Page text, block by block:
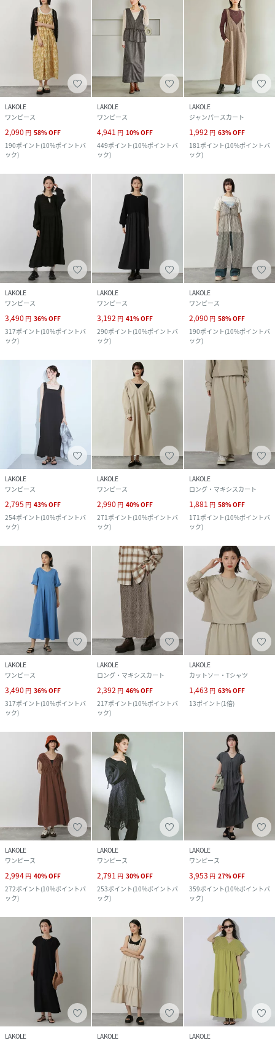
LAKOLE
ワンピース
2,090 円 58%OFF
190ポイント(10%ポイントバ
ック)
LAKOLE
ワンピース
4,941 円 10%OFF
449ポイント(10%ポイントバ
ック)
LAKOLE
ジャンパースカート
1,992 円 63%OFF
181ポイント(10%ポイントバ
ック)
LAKOLE
ワンピース
3,490 円 36%OFF
317ポイント(10%ポイントバ
ック)
LAKOLE
ワンピース
3,192 円 41%OFF
290ポイント(10%ポイントバ
ック)
LAKOLE
ワンピース
2,090 円 58%OFF
190ポイント(10%ポイントバ
ック)
LAKOLE
ワンピース
2,795 円 43%OFF
254ポイント(10%ポイントバ
ック)
LAKOLE
ワンピース
2,990 円 40%OFF
271 ポイント(10%ポイントバ
ック)
LAKOLE
ロング・マキシスカート
1,881 円 58%OFF
171 ポイント(10%ポイントバ
ック)
LAKOLE
ワンピース
3,490 円 36%OFF
317ポイント(10%ポイントバ
ック)
LAKOLE
ロング・マキシスカート
2,392 円 46%OFF
217ポイント(10%ポイントバ
ック)
LAKOLE
カットソー・Tシャツ
1,463 円 63%OFF
13ポイント(1倍)
LAKOLE
ワンピース
2,994 円 40%OFF
272ポイント(10%ポイントバ
ック)
LAKOLE
ワンピース
2,791 円 30%OFF
253ポイント(10%ポイントバ
ック)
LAKOLE
ワンピース
3,953 円 27%OFF
359ポイント(10%ポイントバ
ック)
LAKOLE
LAKOLE
LAKOLE